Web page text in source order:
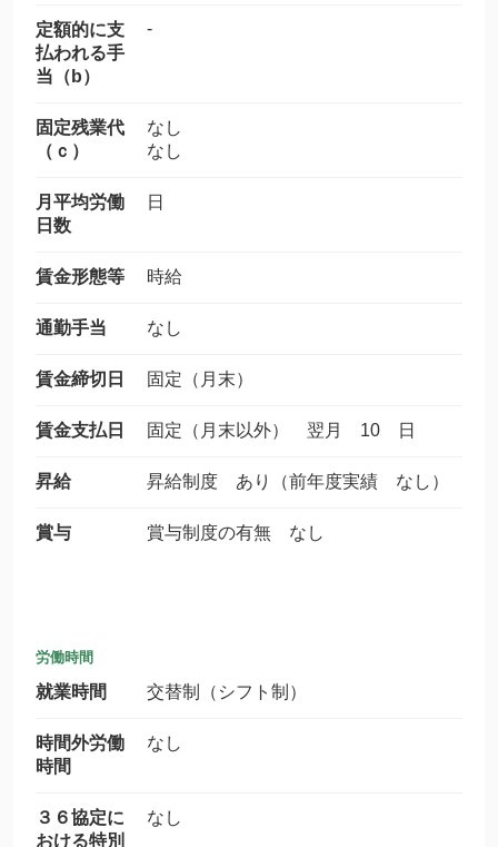
定額的に支
払われる手
当（b）
-
固定残業代
（ｃ）
なし
なし
月平均労働
日数
日
賃金形態等 時給
通勤手当 なし
賃金締切日 固定（月末）
賃金支払日 固定（月末以外） 翌月 10 日
昇給 昇給制度 あり（前年度実績 なし）
賞与 賞与制度の有無 なし
労働時間
就業時間 交替制（シフト制）
時間外労働
時間
なし
３６協定に
おける特別
なし